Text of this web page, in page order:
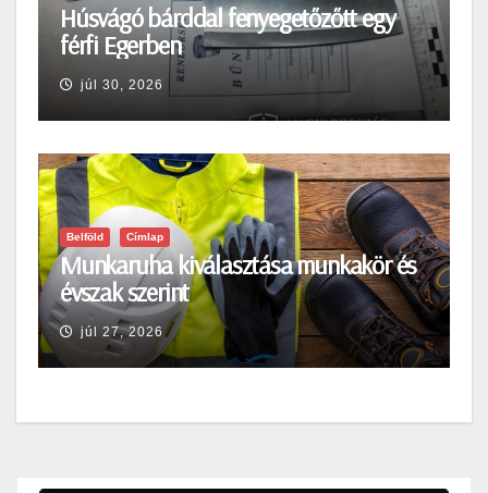
Húsvágó bárddal fenyegetőzőtt egy
férfi Egerben
júl 30, 2026
Belföld Címlap
Munkaruha kiválasztása munkakör és
évszak szerint
júl 27, 2026